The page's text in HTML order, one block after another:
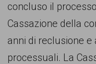
comunicazione
specificamente
dedicato
concluso il
Cassazione della
anni di reclusione
processuali. La